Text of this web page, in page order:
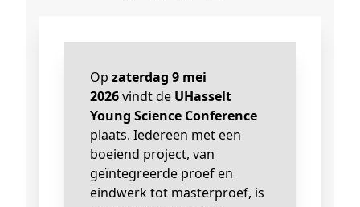
Op zaterdag 9 mei
2026vindt de UHasselt
Young Science Conference
plaats. Iedereen met een
boeiend project, van
geïntegreerde proef en
eindwerk tot masterproef, is